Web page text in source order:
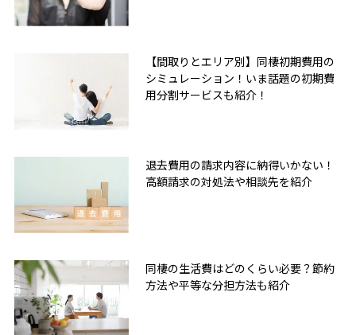
【間取りとエリア別】同棲初期費用の
シミュレーション！いま話題の初期費
用分割サービスも紹介！
退去費用の請求内容に納得いかない！
高額請求の対処法や相談先を紹介
同棲の生活費はどのくらい必要？節約
方法や平等な分担方法も紹介